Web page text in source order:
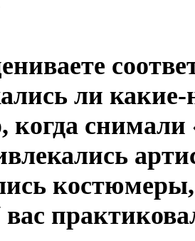
ли
снимали